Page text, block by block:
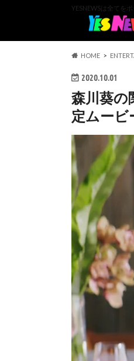
YESNEWSは全てを
HOME
2020.10.01
森川葵の
定ムービ